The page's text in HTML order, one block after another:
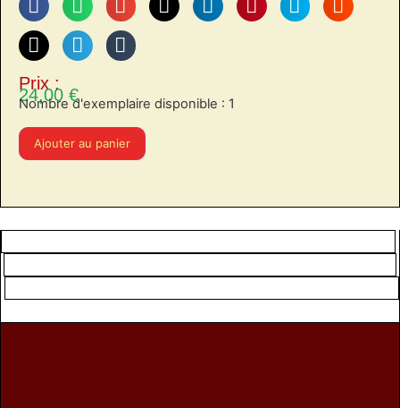
Prix :
24,00 €
Nombre d'exemplaire disponible : 1
Ajouter au panier